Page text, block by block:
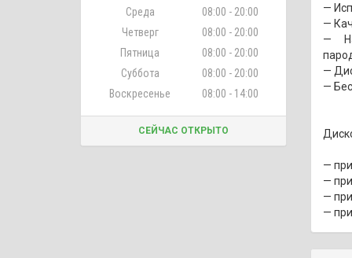
Среда
08:00 - 20:00
Четверг
08:00 - 20:00
Пятница
08:00 - 20:00
Суббота
08:00 - 20:00
Воскресенье
08:00 - 14:00
СЕЙЧАС ОТКРЫТО
—
—
—
—
—
—
—
—
—